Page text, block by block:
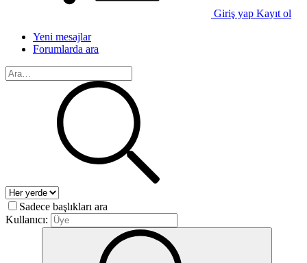
Giriş yap Kayıt ol
Yeni mesajlar
Forumlarda ara
Sadece başlıkları ara
Kullanıcı: